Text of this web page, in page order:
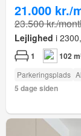
21.000 kr./
23.500 kr./
Lejlighed i
1 102
Parkeringsplads
5 dage siden